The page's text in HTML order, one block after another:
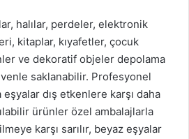
halılar, perdeler, elektronik
kitaplar, kıyafetler, çocuk
ve dekoratif objeler depolama
saklanabilir. Profesyonel
eşyalar dış etkenlere karşı daha
ürünler özel ambalajlarla
karşı sarılır, beyaz eşyalar